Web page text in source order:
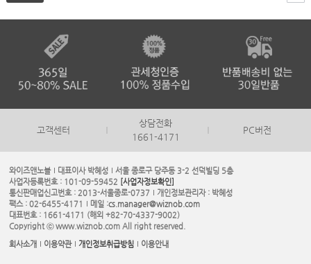
고객센터
상담전화
1661-4171
PC버전
와이즈앤노블 대표이사 박혜성
서울 종로구 당주동 3-2 선덕빌딩 5층
사업자등록번호 : 101-09-59452
[사업자정보확인]
통신판매업신고번호 : 2013-서울종로-0737
개인정보관리자 : 박혜성
팩스 : 02-6455-4171
메일 :cs.manager@wiznob.com
대표번호 : 1661-4171 (해외 +82-70-4337-9002)
Copyright ⓒ www.wiznob.com All right reserved.
회사소개
이용약관 개인정보취급방침 이용안내